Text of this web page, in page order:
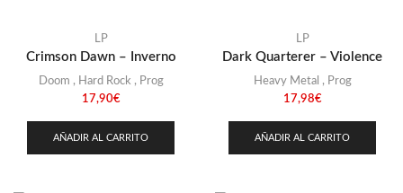
LP
Crimson Dawn – Inverno
Doom , Hard Rock , Prog
17,90€
AÑADIR AL CARRITO
LP
Dark Quarterer – Violence
Heavy Metal , Prog
17,98€
AÑADIR AL CARRITO